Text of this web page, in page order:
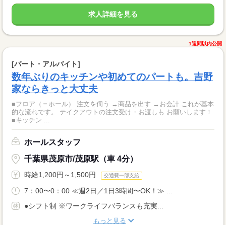
求人詳細を見る
1週間以内公開
[パート・アルバイト]
数年ぶりのキッチンや初めてのパートも。吉野
家ならきっと大丈夫
■フロア（＝ホール） 注文を伺う →商品を出す →お会計 これが基本
的な流れです。 テイクアウトの注文受け・お渡しも お願いします！
■キッチン ...
ホールスタッフ
千葉県茂原市/茂原駅（車 4分）
時給1,200円～1,500円 交通費一部支給
7：00〜0：00 ≪週2日／1日3時間〜OK！≫ ...
●シフト制 ※ワークライフバランスも充実...
もっと見る